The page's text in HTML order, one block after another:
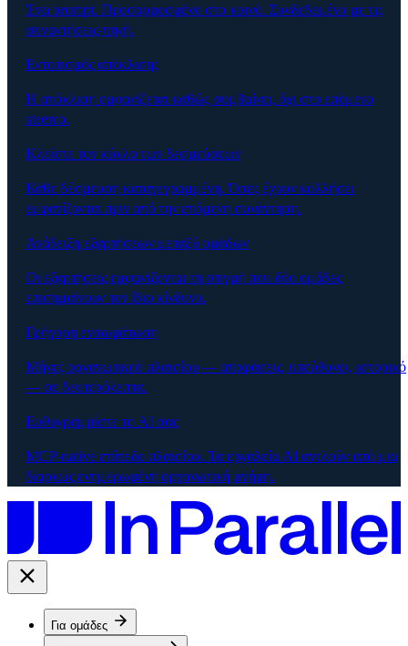
Ένα prompt. Προσαρμοσμένο στο κοινό. Συνδεδεμένο με τις
συναντήσεις-πηγή.
Εντοπισμός απόκλισης
Η απόκλιση εμφανίζεται καθώς συμβαίνει, όχι στο επόμενο
steerco.
Κλείστε τον κύκλο των δεσμεύσεων
Κάθε δέσμευση καταγεγραμμένη. Όσες έχουν κολλήσει
εμφανίζονται πριν από την επόμενη συνάντηση.
Ανάδειξη εξαρτήσεων μεταξύ ομάδων
Οι εξαρτήσεις εμφανίζονται τη στιγμή που δύο ομάδες
επισημαίνουν τον ίδιο κίνδυνο.
Γρήγορη ενσωμάτωση
Μήνες οργανωτικού πλαισίου — αποφάσεις, υπεύθυνοι, ιστορικό
— σε δευτερόλεπτα.
Ευθυγραμμίστε το AI σας
MCP-native επίπεδο πλαισίου. Τα εργαλεία AI αντλούν από μια
διαρκώς ενημερωμένη οργανωτική μνήμη.
Για ομάδες